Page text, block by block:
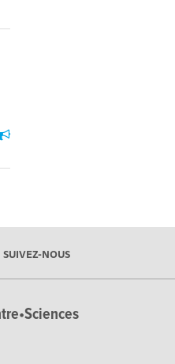
SUIVEZ-NOUS